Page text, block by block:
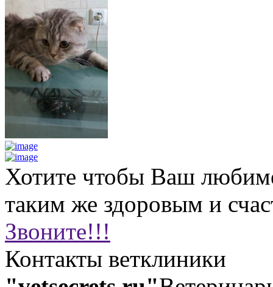
Хотите чтобы Ваш
таким же здоровым и
Звоните!!!
Контакты ветклиники